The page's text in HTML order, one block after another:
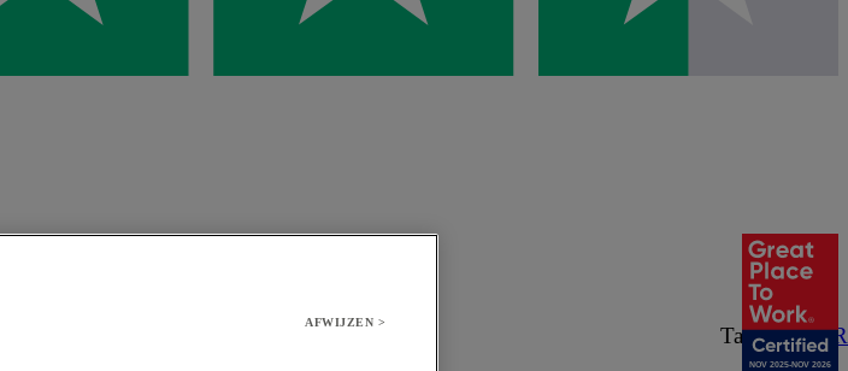
Taal:NL/FR
NOV 2025-NOV 2026
AFWIJZEN >